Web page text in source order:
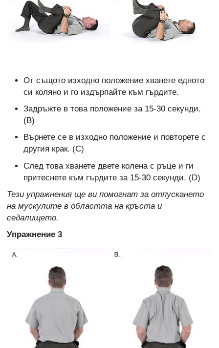
От същото изходно положение хванете едното
си коляно и го издърпайте към гърдите.
Задръжте в това положение за 15-30 секунди.
(В)
Върнете се в изходно положение и повторете с
другия крак. (С)
След това хванете двете колена с ръце и ги
притеснете към гърдите за 15-30 секунди. (D)
Тези упражнения ще ви помогнат за отпускането
на мускулите в областта на кръста и
седалището.
Упражнение 3